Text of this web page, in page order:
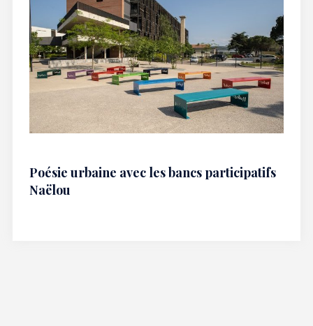
Poésie urbaine avec les bancs participatifs
Naëlou